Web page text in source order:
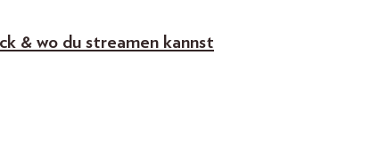
& wo du streamen kannst